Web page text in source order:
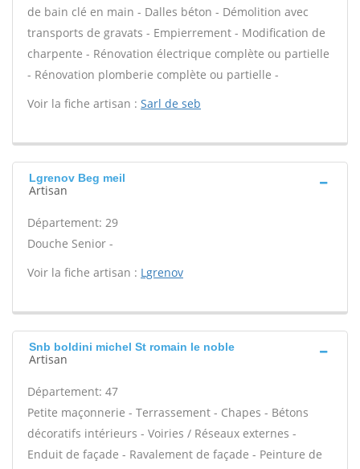
de bain clé en main - Dalles béton - Démolition avec
transports de gravats - Empierrement - Modification de
charpente - Rénovation électrique complète ou partielle
- Rénovation plomberie complète ou partielle -
Voir la fiche artisan : Sarl de seb
Lgrenov Beg meil
Artisan
Département: 29
Douche Senior -
Voir la fiche artisan : Lgrenov
Snb boldini michel St romain le noble
Artisan
Département: 47
Petite maçonnerie - Terrassement - Chapes - Bétons
décoratifs intérieurs - Voiries / Réseaux externes -
Enduit de façade - Ravalement de façade - Peinture de